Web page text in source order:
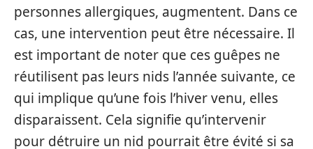
personnes allergiques, augmentent. Dans ce
cas, une intervention peut être nécessaire. Il
est important de noter que ces guêpes ne
réutilisent pas leurs nids l’année suivante, ce
qui implique qu’une fois l’hiver venu, elles
disparaissent. Cela signifie qu’intervenir
pour détruire un nid pourrait être évité si sa